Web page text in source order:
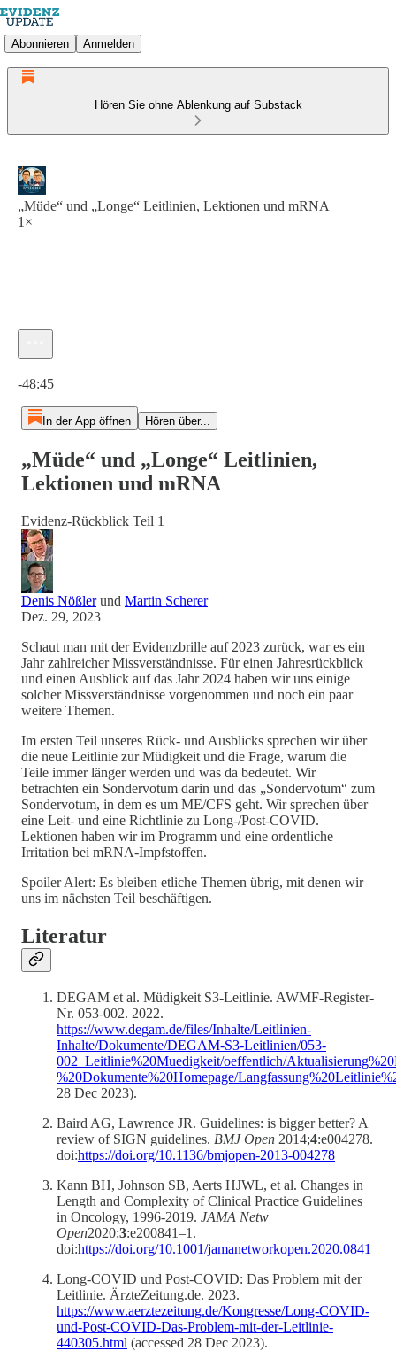
Abonnieren Anmelden
Hören Sie ohne Ablenkung auf Substack
„Müde“ und „Longe“ Leitlinien, Lektionen und mRNA
1×
-48:45
In der App öffnen Hören über...
„Müde“ und „Longe“ Leitlinien,
Lektionen und mRNA
Evidenz-Rückblick Teil 1
Denis Nößlerund Martin Scherer
Dez. 29, 2023
Schaut man mit der Evidenzbrille auf 2023 zurück, war es ein
Jahr zahlreicher Missverständnisse. Für einen Jahresrückblick
und einen Ausblick auf das Jahr 2024 haben wir uns einige
solcher Missverständnisse vorgenommen und noch ein paar
weitere Themen.
Im ersten Teil unseres Rück- und Ausblicks sprechen wir über
die neue Leitlinie zur Müdigkeit und die Frage, warum die
Teile immer länger werden und was da bedeutet. Wir
betrachten ein Sondervotum darin und das „Sondervotum“ zum
Sondervotum, in dem es um ME/CFS geht. Wir sprechen über
eine Leit- und eine Richtlinie zu Long-/Post-COVID.
Lektionen haben wir im Programm und eine ordentliche
Irritation bei mRNA-Impfstoffen.
Spoiler Alert: Es bleiben etliche Themen übrig, mit denen wir
uns im nächsten Teil beschäftigen.
Literatur
DEGAM et al. Müdigkeit S3-Leitlinie. AWMF-Register-
Nr. 053-002. 2022.
https://www.degam.de/files/Inhalte/Leitlinien-
Inhalte/Dokumente/DEGAM-S3-Leitlinien/053-
002_Leitlinie%20Muedigkeit/oeffentlich/
%20Dokumente%20Homepage/
28 Dec 2023).
Baird AG, Lawrence JR. Guidelines: is bigger better? A
review of SIGN guidelines. BMJ Open 2014;4:e004278.
doi:https://doi.org/10.1136/bmjopen-2013-004278
Kann BH, Johnson SB, Aerts HJWL, et al. Changes in
Length and Complexity of Clinical Practice Guidelines
in Oncology, 1996-2019. JAMA Netw
Open2020;3:e200841–1.
doi:https://doi.org/10.1001/jamanetworkopen.2020.0841
Long-COVID und Post-COVID: Das Problem mit der
Leitlinie. ÄrzteZeitung.de. 2023.
https://www.aerztezeitung.de/Kongresse/Long-COVID-
und-Post-COVID-Das-Problem-mit-der-Leitlinie-
440305.html (accessed 28 Dec 2023).